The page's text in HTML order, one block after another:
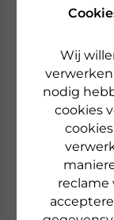
Wij
nodig
cookies
reclame
DR. GRANDEL
NUTRI
NUTRILIZER
24-uurscrème
€ 64,00 50 ml